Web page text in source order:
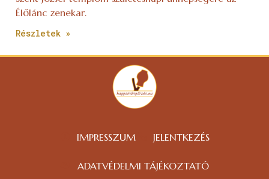
Élőlánc zenekar.
Részletek »
IMPRESSZUM JELENTKEZÉS
ADATVÉDELMI TÁJÉKOZTATÓ